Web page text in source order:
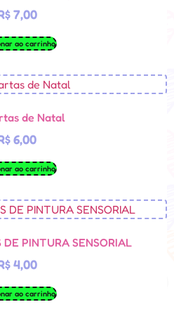
7,00
ao carrinho
de Natal
6,00
ao carrinho
DE PINTURA SENSORIAL
4,00
ao carrinho